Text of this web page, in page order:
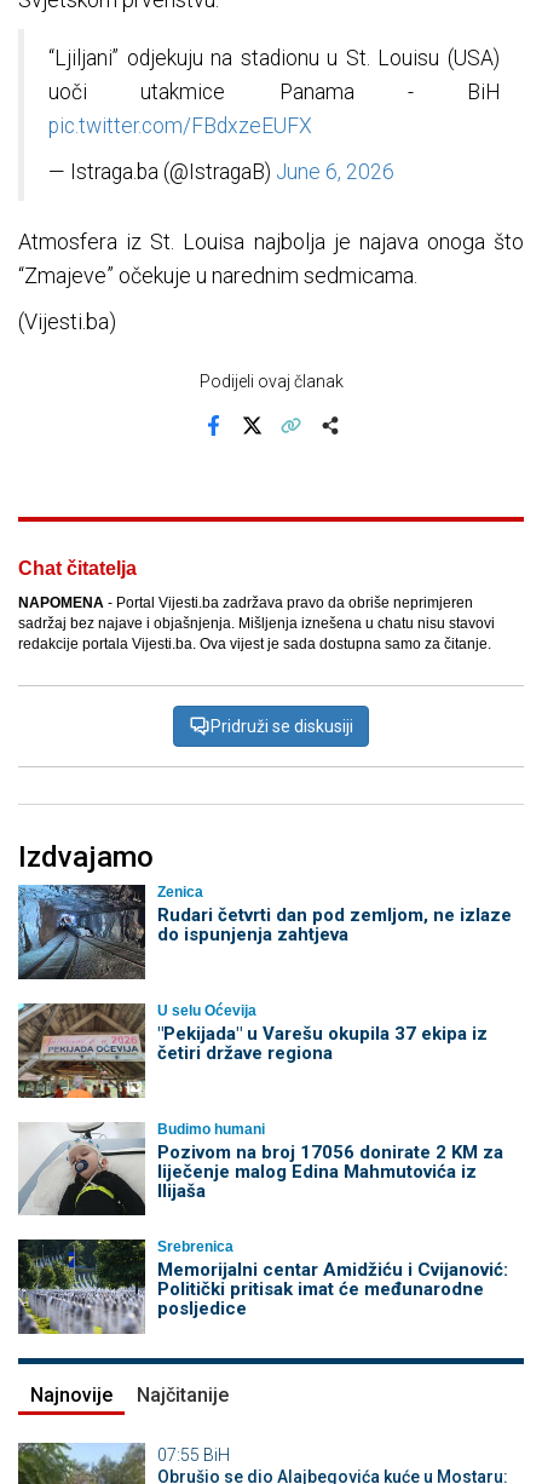
“Ljiljani” odjekuju na stadionu u St. Louisu (USA)
uoči utakmice Panama - BiH
pic.twitter.com/FBdxzeEUFX
— Istraga.ba (@IstragaB) June 6, 2026
Atmosfera iz St. Louisa najbolja je najava onoga što
“Zmajeve” očekuje u narednim sedmicama.
(Vijesti.ba)
Podijeli ovaj članak
Chat čitatelja
NAPOMENA - Portal Vijesti.ba zadržava pravo da obriše neprimjeren
sadržaj bez najave i objašnjenja. Mišljenja iznešena u chatu nisu stavovi
redakcije portala Vijesti.ba. Ova vijest je sada dostupna samo za čitanje.
Pridruži se diskusiji
Izdvajamo
Zenica
Rudari četvrti dan pod zemljom, ne izlaze
do ispunjenja zahtjeva
U selu Oćevija
"Pekijada" u Varešu okupila 37 ekipa iz
četiri države regiona
Budimo humani
Pozivom na broj 17056 donirate 2 KM za
liječenje malog Edina Mahmutovića iz
Ilijaša
Srebrenica
Memorijalni centar Amidžiću i Cvijanović:
Politički pritisak imat će međunarodne
posljedice
Najnovije Najčitanije
07:55 BiH
Obrušio se dio Alajbegovića kuće u Mostaru: